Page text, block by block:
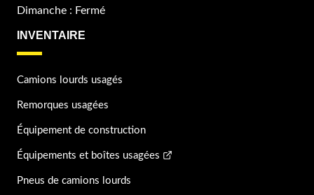
Dimanche : Fermé
INVENTAIRE
Camions lourds usagés
Remorques usagées
Équipement de construction
Équipements et boîtes usagées
Pneus de camions lourds